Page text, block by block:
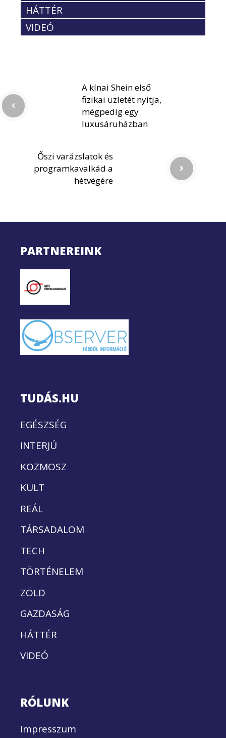
HÁTTÉR
VIDEÓ
A kínai Shein első
fizikai üzletét nyitja,
mégpedig egy
luxusáruházban
Őszi varázslatok és
programkavalkád a
hétvégére
PARTNEREINK
TUDÁS.HU
EGÉSZSÉG
INTERJÚ
KOZMOSZ
KULT
REÁL
TÁRSADALOM
TECH
TÖRTÉNELEM
ZÖLD
GAZDASÁG
HÁTTÉR
VIDEÓ
RÓLUNK
Impresszum